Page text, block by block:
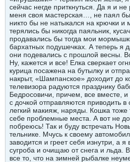
сейчас негде приткнуться. Да я и
меня своя мастерская…, не паял
никто бы не натыкался на крючки и
терялись бы никогда паяльник,
продавались бы тогда мои
бархатных подушечках. А теперь я
они подевались с прошлой весны.
Ну, кажется и все! Елка сверкает
курица посажена на бутылку и
накрыт, «Шампанское» доходит до
телевизора радуются празднику
Бедросовичи, причем, все вместе,
с дочкой отправляются приводить в
легкий макияж, наряды. Кошка
себе проблемные места. А вот не
побреюсь! Так и буду встречать
тельнике. Мчусь к своему
заводится и греет себя изнутри, а
сугроба и очищаю от снега и льда.
все то, что на зимней рыбалке